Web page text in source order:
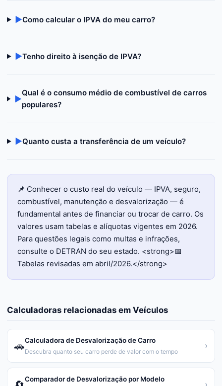
▶Como calcular o IPVA do meu carro?
▶Tenho direito à isenção de IPVA?
▶
Qual é o consumo médio de combustível de carros
populares?
▶Quanto custa a transferência de um veículo?
📌 Conhecer o custo real do veículo — IPVA, seguro,
combustível, manutenção e desvalorização — é
fundamental antes de financiar ou trocar de carro. Os
valores usam tabelas e alíquotas vigentes em 2026.
Para questões legais como multas e infrações,
consulte o DETRAN do seu estado. <strong>📅
Tabelas revisadas em abril/2026.</strong>
Calculadoras relacionadas em Veículos
🚗Calculadora de Desvalorização de Carro
Descubra quanto seu carro perde de valor com o tempo
›
Comparador de Desvalorização por Modelo